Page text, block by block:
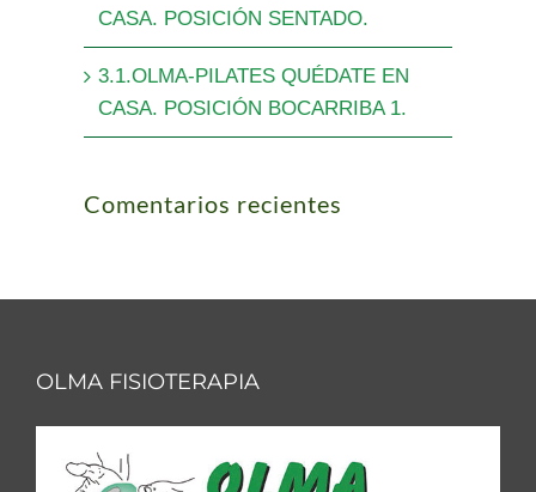
CASA. POSICIÓN SENTADO.
3.1.OLMA-PILATES QUÉDATE EN
CASA. POSICIÓN BOCARRIBA 1.
Comentarios recientes
OLMA FISIOTERAPIA